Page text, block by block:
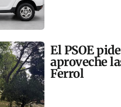
El PSOE
aproveche
Ferrol